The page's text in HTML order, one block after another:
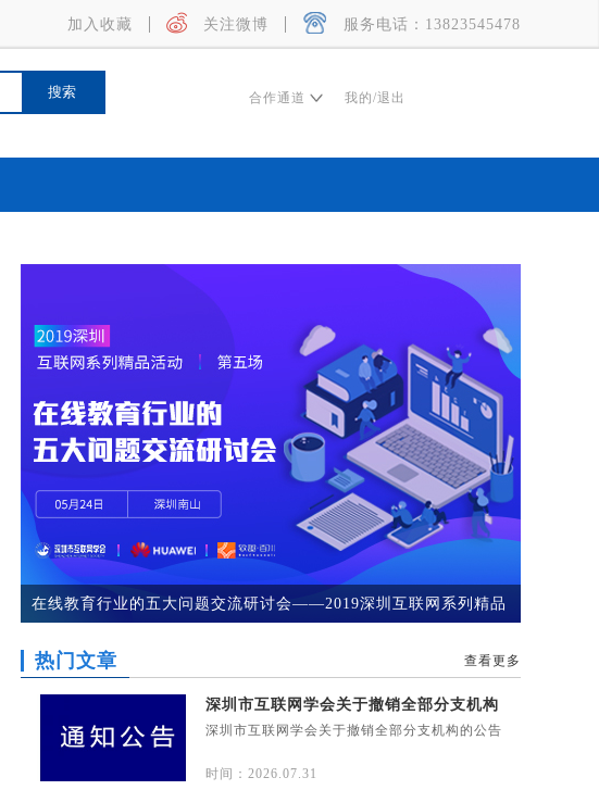
加入收藏 关注微博 服务电话：13823545478
合作通道 我的/退出
在线教育行业的五大问题交流研讨会——2019深圳互联网系列精品
热门文章 查看更多
深圳市互联网学会关于撤销全部分支机构
的公告
深圳市互联网学会关于撤销全部分支机构的公告
时间：2026.07.31